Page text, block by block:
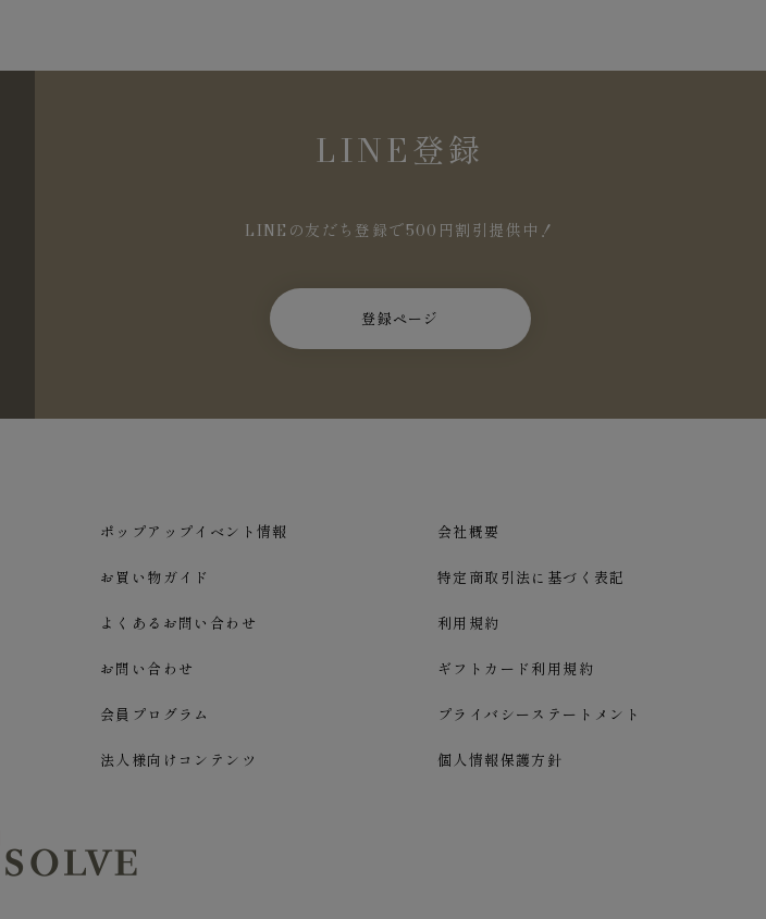
LINE登録
LINEの友だち登録で500円割引提供中！
登録ページ
ポップアップイベント情報
お買い物ガイド
よくあるお問い合わせ
お問い合わせ
会員プログラム
法人様向けコンテンツ
会社概要
特定商取引法に基づく表記
利用規約
ギフトカード利用規約
プライバシーステートメント
個人情報保護方針